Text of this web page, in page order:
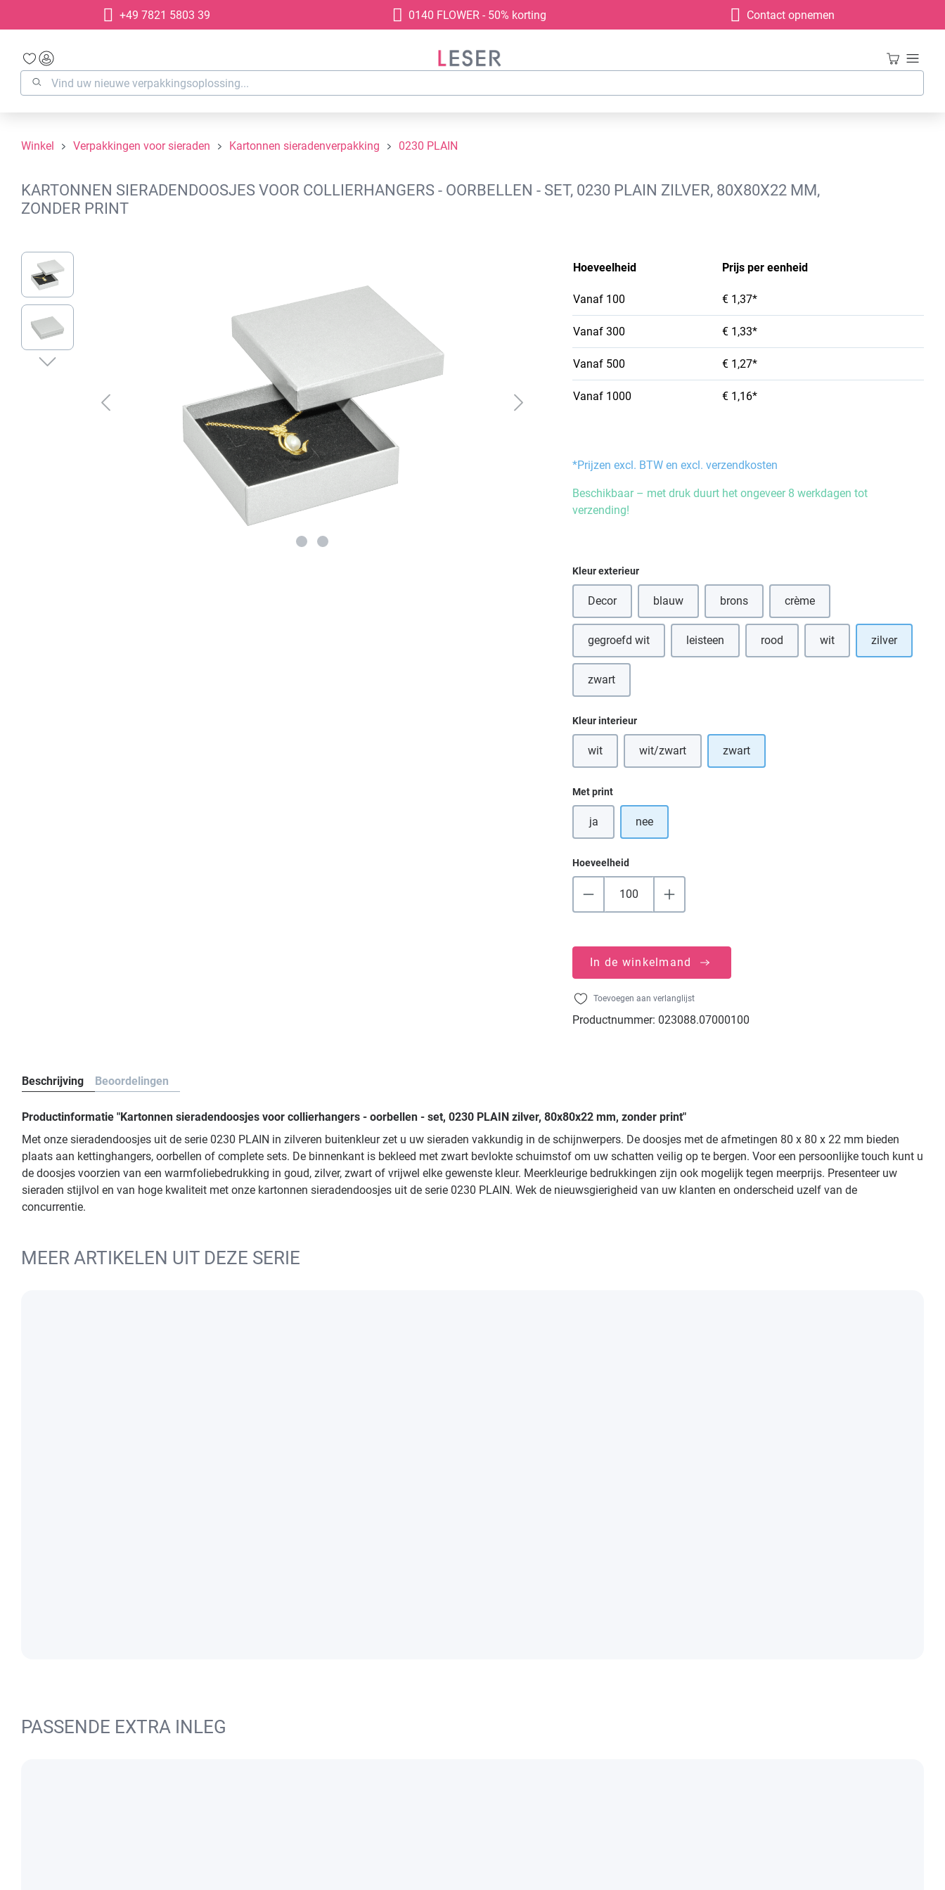
Ga naar de hoofdnavigatie
+49 7821 5803 39 0140 FLOWER - 50% korting Contact opnemen
Winkel Verpakkingen voor sieraden Kartonnen sieradenverpakking 0230 PLAIN
KARTONNEN SIERADENDOOSJES VOOR COLLIERHANGERS - OORBELLEN - SET, 0230 PLAIN ZILVER, 80X80X22 MM,
ZONDER PRINT
Afbeeldingengalerij overslaan
Hoeveelheid Prijs per eenheid
Vanaf 100 € 1,37*
Vanaf 300 € 1,33*
Vanaf 500 € 1,27*
Vanaf 1000 € 1,16*
*Prijzen excl. BTW en excl. verzendkosten
Beschikbaar – met druk duurt het ongeveer 8 werkdagen tot
verzending!
Selecteer
Kleur exterieur
Decor blauw(Deze optie is momenteel niet beschikbaar.)
brons(Deze optie is momenteel niet beschikbaar.)
crème(Deze optie is momenteel niet
gegroefd wit leisteen rood wit(Deze optie is momenteel
zilver
zwart
Selecteer
Kleur interieur
wit(Deze optie is momenteel niet beschikbaar.)
wit/zwart(Deze optie is momenteel niet beschikbaar.)
zwart
Selecteer
Met print
ja nee
Hoeveelheid
In de winkelmand
Toevoegen aan verlanglijst
Productnummer: 023088.07000100
Beschrijving Beoordelingen
Productinformatie "Kartonnen sieradendoosjes voor collierhangers - oorbellen - set, 0230 PLAIN zilver, 80x80x22 mm, zonder print"
Met onze sieradendoosjes uit de serie 0230 PLAIN in zilveren buitenkleur zet u uw sieraden vakkundig in de schijnwerpers. De doosjes met de afmetingen 80 x 80 x 22 mm bieden
plaats aan kettinghangers, oorbellen of complete sets. De binnenkant is bekleed met zwart bevlokte schuimstof om uw schatten veilig op te bergen. Voor een persoonlijke touch kunt u
de doosjes voorzien van een warmfoliebedrukking in goud, zilver, zwart of vrijwel elke gewenste kleur. Meerkleurige bedrukkingen zijn ook mogelijk tegen meerprijs. Presenteer uw
sieraden stijlvol en van hoge kwaliteit met onze kartonnen sieradendoosjes uit de serie 0230 PLAIN. Wek de nieuwsgierigheid van uw klanten en onderscheid uzelf van de
concurrentie.
MEER ARTIKELEN UIT DEZE SERIE
PASSENDE EXTRA INLEG